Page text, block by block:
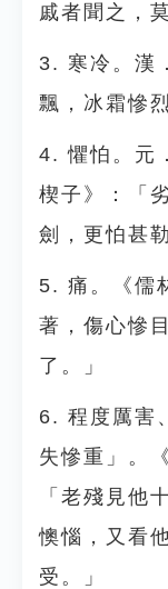
戚者聞之，
3. 寒冷。漢
飄，冰霜慘
4. 懼怕。元
楔子》：「
劍，更怕甚
5. 痛。《儒
著，傷心慘
了。」
6. 程度厲害
失慘重」。
「老殘見他
懊惱，又看
受。」